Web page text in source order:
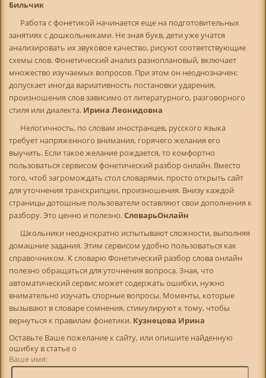
Бильчик
Работа с фонетикой начинается еще на подготовительных
занятиях с дошкольниками. Не зная букв, дети уже учатся
анализировать их звуковое качество, рисуют соответствующие
схемы слов. Фонетический анализ разноплановый, включает
множество изучаемых вопросов. При этом он неоднозначен:
допускает иногда вариативность постановки ударения,
произношения слов зависимо от литературного, разговорного
стиля или диалекта. Ирина Леонидовна
Нелогичность, по словам иностранцев, русского языка
требует напряженного внимания, горячего желания его
выучить. Если такое желание рождается, то комфортно
пользоваться сервисом фонетический разбор онлайн. Вместо
того, чтоб загромождать стол словарями, просто открыть сайт
для уточнения транскрипции, произношения. Внизу каждой
страницы дотошные пользователи оставляют свои дополнения к
разбору. Это ценно и полезно.СловарьОнлайн
Школьники неоднократно испытывают сложности, выполняя
домашние задания. Этим сервисом удобно пользоваться как
справочником. К словарю Фонетический разбор слова онлайн
полезно обращаться для уточнения вопроса. Зная, что
автоматический сервис может содержать ошибки, нужно
внимательно изучать спорные вопросы. Моменты, которые
вызывают в словаре сомнения, стимулируют к тому, чтобы
вернуться к правилам фонетики. Кузнецова Ирина
Оставьте Ваше пожелание к сайту, или опишите найденную
ошибку в статье о
Ваше имя: